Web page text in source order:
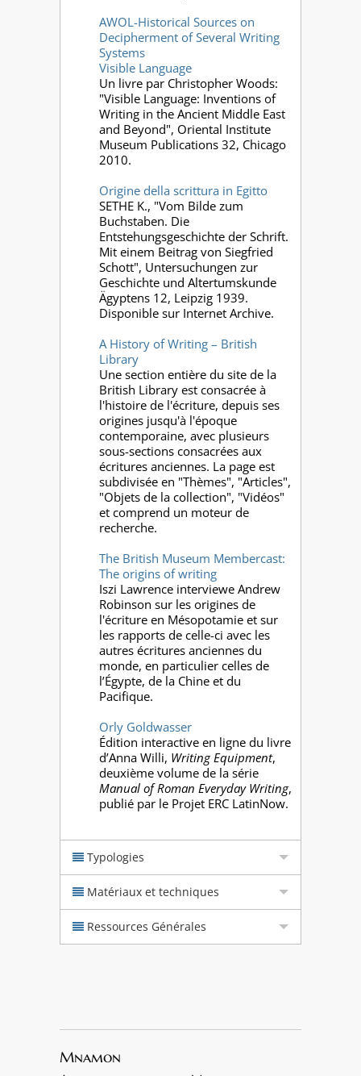
AWOL-Historical Sources on
Decipherment of Several Writing
Systems
Visible Language
Un livre par Christopher Woods:
"Visible Language: Inventions of
Writing in the Ancient Middle East
and Beyond", Oriental Institute
Museum Publications 32, Chicago
2010.
Origine della scrittura in Egitto
SETHE K., "Vom Bilde zum
Buchstaben. Die
Entstehungsgeschichte der Schrift.
Mit einem Beitrag von Siegfried
Schott", Untersuchungen zur
Geschichte und Altertumskunde
Ägyptens 12, Leipzig 1939.
Disponible sur Internet Archive.
A History of Writing – British
Library
Une section entière du site de la
British Library est consacrée à
l'histoire de l'écriture, depuis ses
origines jusqu'à l'époque
contemporaine, avec plusieurs
sous-sections consacrées aux
écritures anciennes. La page est
subdivisée en "Thèmes", "Articles",
"Objets de la collection", "Vidéos"
et comprend un moteur de
recherche.
The British Museum Membercast:
The origins of writing
Iszi Lawrence interviewe Andrew
Robinson sur les origines de
l'écriture en Mésopotamie et sur
les rapports de celle-ci avec les
autres écritures anciennes du
monde, en particulier celles de
l’Égypte, de la Chine et du
Pacifique.
Orly Goldwasser
Édition interactive en ligne du livre
d’Anna Willi, Writing Equipment,
deuxième volume de la série
Manual of Roman Everyday Writing,
publié par le Projet ERC LatinNow.
Typologies
Matériaux et techniques
Ressources Générales
Mnamon